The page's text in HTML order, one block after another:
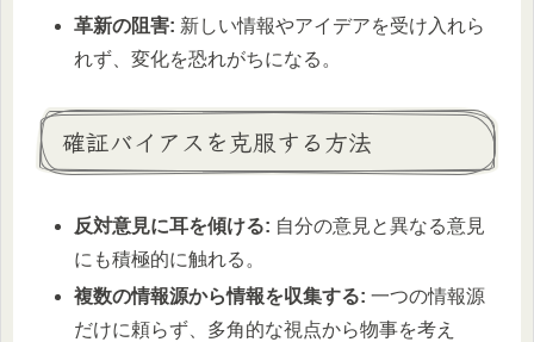
革新の阻害: 新しい情報やアイデアを受け入れら
れず、変化を恐れがちになる。
確証バイアスを克服する方法
反対意見に耳を傾ける: 自分の意見と異なる意見
にも積極的に触れる。
複数の情報源から情報を収集する: 一つの情報源
だけに頼らず、多角的な視点から物事を考え